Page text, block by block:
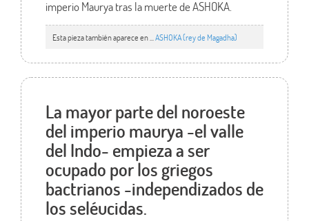
imperio Maurya tras la muerte de ASHOKA.
Esta pieza también aparece en ... ASHOKA (rey de Magadha)
La mayor parte del noroeste
del imperio maurya -el valle
del Indo- empieza a ser
ocupado por los griegos
bactrianos -independizados de
los seléucidas.